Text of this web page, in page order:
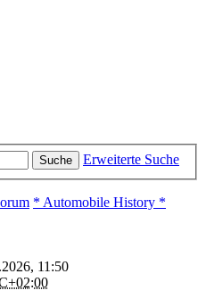
Suche Erweiterte Suche
* Automobile History *
11:50